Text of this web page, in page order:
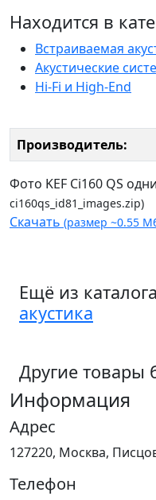
Находится в
Встраиваемая
Акустические
Hi-Fi и High-End
Производитель:
Фото KEF Ci160 QS
ci160qs_id81_images.zip)
Скачать (размер ~0.55
Ещё из каталога
акустика
Другие товары
Информация
Адрес
127220, Москва,
Телефон